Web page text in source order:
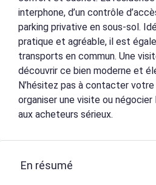
interphone, d’un contrôle
parking privative en sous-sol.
pratique et agréable, il est
transports en commun. Une
découvrir ce bien moderne et
N’hésitez pas à contacter
organiser une visite ou
aux acheteurs sérieux.
En résumé